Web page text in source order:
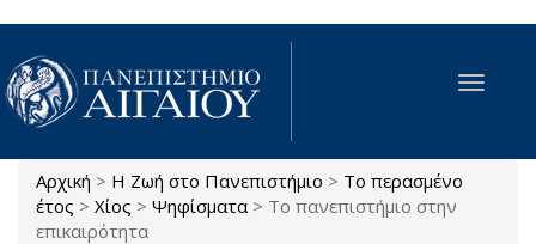
Παράκαμψη προς το κυρίως περιεχόμενο
Toggle
Είστε εδώ
Αρχική > Η Ζωή στο Πανεπιστήμιο > Το περασμένο
έτος > Χίος > Ψηφίσματα > Το πανεπιστήμιο στην
επικαιρότητα